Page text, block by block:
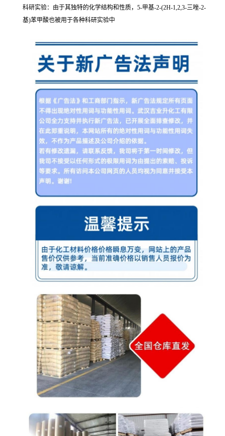
科研实验：由于其独特的化学结构和性质，5-甲基-2-(2H-1,2,3-三唑-2-
基)苯甲酸也被用于各种科研实验中